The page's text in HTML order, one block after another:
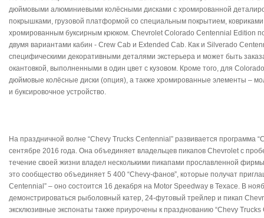
дюймовыми алюминиевыми колёсными дисками с хромированной
покрышками, грузовой платформой со специальным покрытием,
хромированным буксирным крюком. Chevrolet Colorado Centennial Edition
двумя вариантами кабин - Crew Cab и Extended Cab. Как и Silverado
специфическими декоративными деталями экстерьера и может быть
окантовкой, выполненными в один цвет с кузовом. Кроме того, для
дюймовые колёсные диски (опция), а также хромированные элементы –
и буксировочное устройство.
На праздничной волне “Chevy Trucks Centennial” развивается программа
сентябре 2016 года. Она объединяет владельцев пикапов Chevrolet с
течение своей жизни владел несколькими пикапами прославленной
это сообщество объединяет 5 400 “Chevy-фанов”, которые получат
Centennial” – оно состоится 16 декабря на Motor Speedway в Техасе. В
демонстрироваться рыболовный катер, 24-футовый трейлер и пикап
эксклюзивные экспонаты также приурочены к празднованию “Chevy Trucks